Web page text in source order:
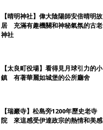
【晴明神社】偉大陰陽師安倍晴明故
居 充滿有趣機關和神秘氣氛的古老
神社
【太良町役場】看得見月球引力的小
鎮 有著華麗如城堡的公所廳舍
【瑞巖寺】松島旁1200年歷史老寺
院 來這感受伊達政宗的熱情和美感